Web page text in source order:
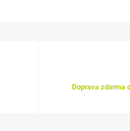
Doprava zdarma